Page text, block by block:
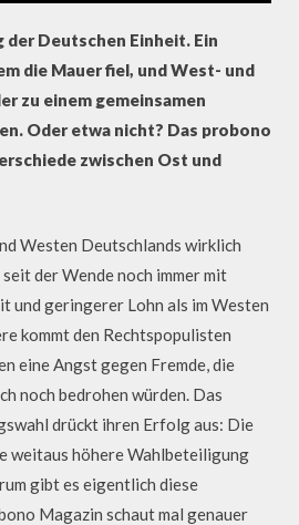
der Deutschen Einheit. Ein
die Mauer fiel, und West- und
zu einem gemeinsamen
Oder etwa nicht? Das probono
zwischen Ost und
Westen Deutschlands wirklich
der Wende noch immer mit
und geringerer Lohn als im Westen
kommt den Rechtspopulisten
eine Angst gegen Fremde, die
noch bedrohen würden. Das
drückt ihren Erfolg aus: Die
weitaus höhere Wahlbeteiligung
gibt es eigentlich diese
Magazin schaut mal genauer